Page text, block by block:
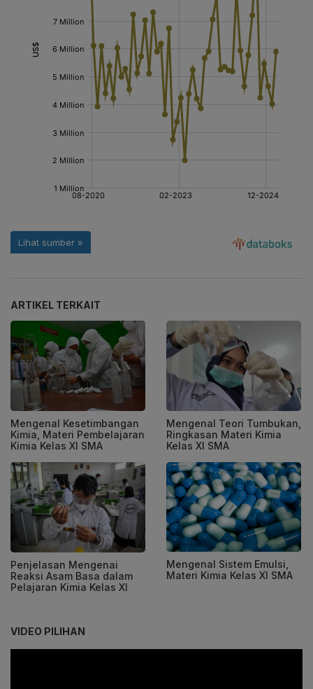
ARTIKEL TERKAIT
Mengenal Kesetimbangan
Kimia, Materi Pembelajaran
Kimia Kelas XI SMA
Mengenal Teori Tumbukan,
Ringkasan Materi Kimia
Kelas XI SMA
Penjelasan Mengenai
Reaksi Asam Basa dalam
Pelajaran Kimia Kelas XI
Mengenal Sistem Emulsi,
Materi Kimia Kelas XI SMA
VIDEO PILIHAN